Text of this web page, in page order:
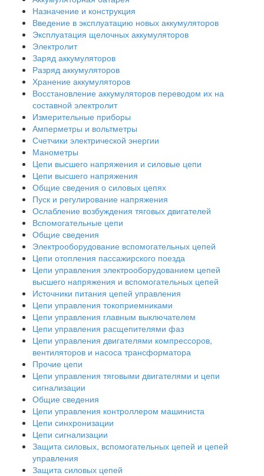
Назначение и конструкция
Введение в эксплуатацию новых аккумуляторов
Эксплуатация щелочных аккумуляторов
Электролит
Заряд аккумуляторов
Разряд аккумуляторов
Хранение аккумуляторов
Восстановление аккумуляторов переводом их на
составной электролит
Измерительные приборы
Амперметры и вольтметры
Счетчики электрической энергии
Манометры
Цепи высшего напряжения и силовые цепи
Цепи высшего напряжения
Общие сведения о силовых цепях
Пуск и регулирование напряжения
Ослабление возбуждения тяговых двигателей
Вспомогательные цепи
Общие сведения
Электрооборудование вспомогательных цепей
Цепи отопления пассажирского поезда
Цепи управления электрооборудованием цепей
высшего напряжения и вспомогательных цепей
Источники питания цепей управления
Цепи управления токоприемниками
Цепи управления главным выключателем
Цепи управления расщепителями фаз
Цепи управления двигателями компрессоров,
вентиляторов и насоса трансформатора
Прочие цепи
Цепи управления тяговыми двигателями и цепи
сигнализации
Общие сведения
Цепи управления контроллером машиниста
Цепи синхронизации
Цепи сигнализации
Защита силовых, вспомогательных цепей и цепей
управления
Защита силовых цепей